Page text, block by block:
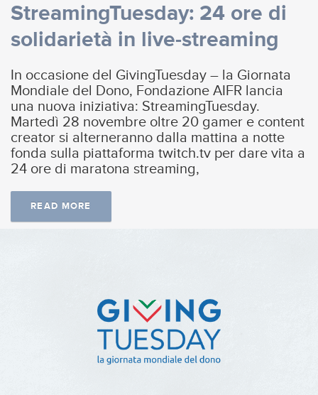
StreamingTuesday: 24 ore di
solidarietà in live-streaming
In occasione del GivingTuesday – la Giornata
Mondiale del Dono, Fondazione AIFR lancia
una nuova iniziativa: StreamingTuesday.
Martedì 28 novembre oltre 20 gamer e content
creator si alterneranno dalla mattina a notte
fonda sulla piattaforma twitch.tv per dare vita a
24 ore di maratona streaming,
READ MORE